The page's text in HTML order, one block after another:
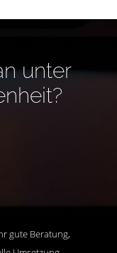
unter
gute Beratung,